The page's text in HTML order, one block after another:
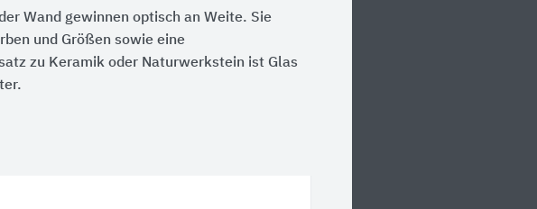
Wand gewinnen optisch an Weite. Sie
und Größen sowie eine
zu Keramik oder Naturwerkstein ist Glas